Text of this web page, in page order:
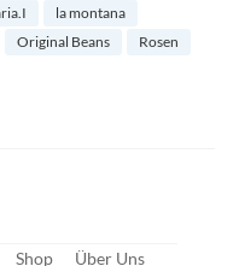
la montana
Original Beans
Rosen
Shop Über Uns